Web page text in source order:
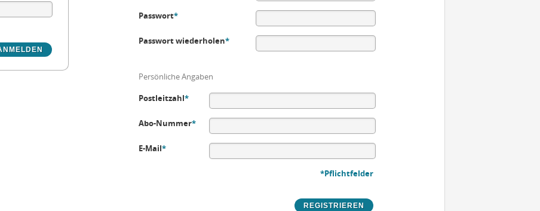
Passwort*
Passwort wiederholen*
Persönliche Angaben
Postleitzahl*
Abo-Nummer*
E-Mail*
*Pflichtfelder